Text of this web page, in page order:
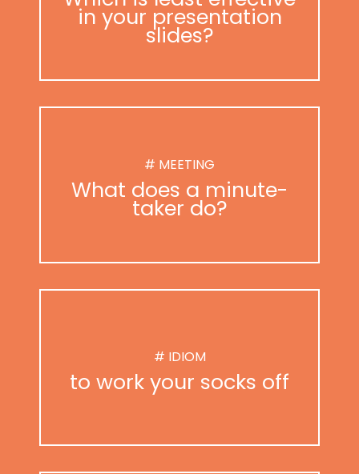
in your presentation
slides?
# MEETING
What does a minute-
taker do?
# IDIOM
to work your socks off